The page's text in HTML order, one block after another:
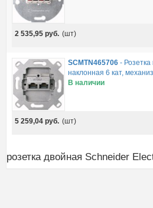
2 535,95 руб. (шт)
SCMTN465706-
наклонная 6 кат,
В наличии
5 259,04 руб. (шт)
розетка двойная Schneider